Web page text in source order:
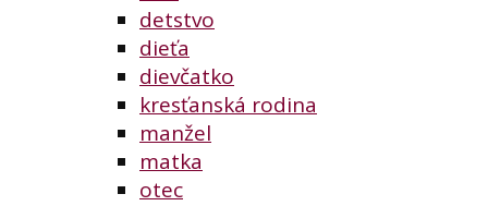
detstvo
dieťa
dievčatko
kresťanská rodina
manžel
matka
otec